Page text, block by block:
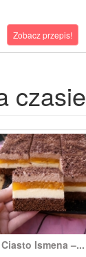
Zobacz przepis!
czasie
Ciasto Ismena –...